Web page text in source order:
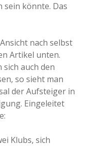
könnte. Das
nach selbst
Artikel unten.
auch den
so sieht man
der Aufsteiger in
Eingeleitet
Klubs, sich